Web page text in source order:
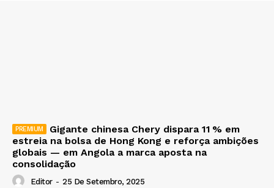
Gigante chinesa Chery dispara 11 % em
estreia na bolsa de Hong Kong e reforça ambições
globais — em Angola a marca aposta na
consolidação
Editor - 25 De Setembro, 2025